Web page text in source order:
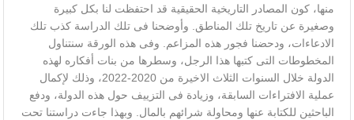
منها، كون المصادر التاريخية الحقيقية قد احتفظت لنا بكل كبيرة
وصغيرة عن تاريخ تلك المناطق. وأوضحنا فى تلك الدراسة كذب تلك
الادعاءات، ودحضنا فجور هذه المزاعم. وفى هذه الورقة سنتناول
المخطوطات التى كتبها هذا الرجل، وسطرها من بنات أفكاره لهذه
الدولة خلال السنوات الثلاث الاخيرة من 2020-2022، وذلك لإكمال
عملية الافتراءات السابقة، وزيادة فى التزييف حول هذه الدولة، ودفع
الباحثين للكتابة عنها ومحاولة شرائهم بالمال. وبهذا جاءت دراستنا تحت